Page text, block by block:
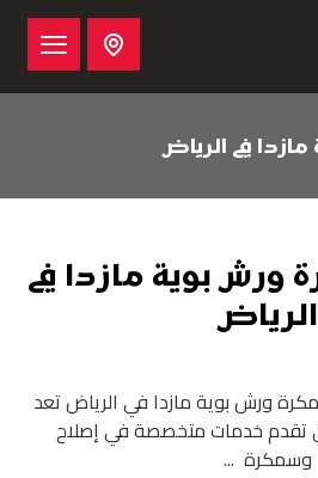
في الرياض
بوية مازدا في
الرياض
ورش بوية مازدا في الرياض تعد
تقدم خدمات متخصصة في إصلاح
وسمكرة ...